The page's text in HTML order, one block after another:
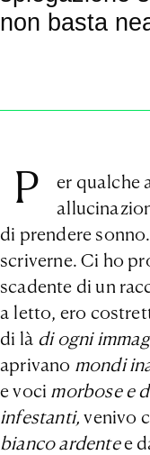
non basta
P
er qualche
di prendere
scriverne. Ci ho
scadente di un
a letto, ero
di là di ogni
aprivano mondi
e voci morbose e
infestanti,venivo
bianco ardentee